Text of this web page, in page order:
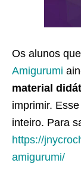
Os alunos
Amigurumi
material
imprimir.
inteiro. Para
https://
amigurumi/